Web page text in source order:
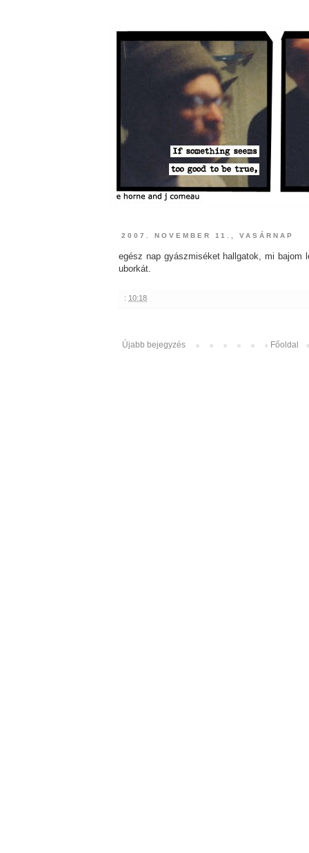
2007. NOVEMBER 11., VASÁRNAP
egész nap gyászmiséket hallgatok, mi bajom
uborkát.
: 10:18
Újabb bejegyzés Főoldal